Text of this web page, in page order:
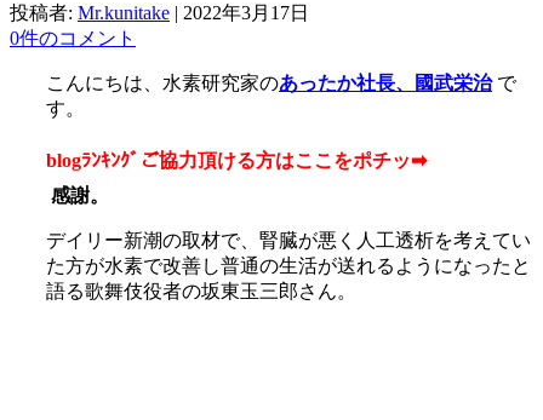
投稿者: Mr.kunitake | 2022年3月17日
0件のコメント
こんにちは、水素研究家のあったか社長、國武栄治で
す。
blogﾗﾝｷﾝｸﾞご協力頂ける方はここをポチッ➡
感謝。
デイリー新潮の取材で、腎臓が悪く人工透析を考えてい
た方が水素で改善し普通の生活が送れるようになったと
語る歌舞伎役者の坂東玉三郎さん。